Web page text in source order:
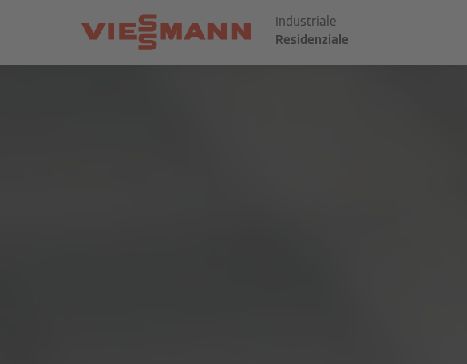
Industriale
Residenziale